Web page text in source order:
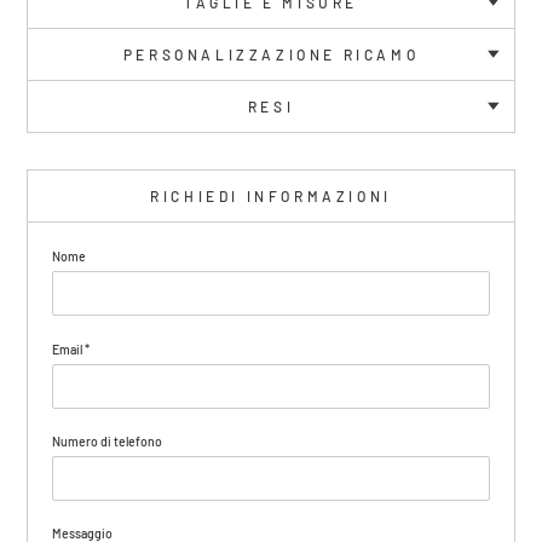
PERSONALIZZAZIONE RICAMO
RESI
RICHIEDI INFORMAZIONI
Nome
Email*
Numero di telefono
Messaggio